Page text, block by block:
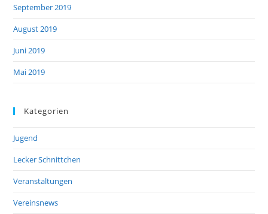
September 2019
August 2019
Juni 2019
Mai 2019
Kategorien
Jugend
Lecker Schnittchen
Veranstaltungen
Vereinsnews